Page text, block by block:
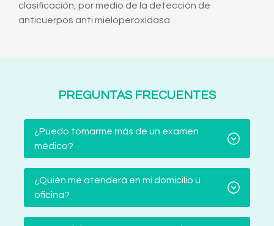
clasificación, por medio de la detección de
anticuerpos anti mieloperoxidasa
PREGUNTAS FRECUENTES
¿Puedo tomarme más de un examen
médico?
¿Quién me atenderá en mi domicilio u
oficina?